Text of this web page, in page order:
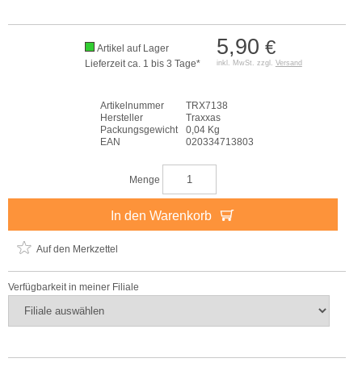
5,90 €
inkl. MwSt. zzgl. Versand
Artikel auf Lager
Lieferzeit ca. 1 bis 3 Tage*
Artikelnummer
TRX7138
Hersteller
Traxxas
Packungsgewicht
0,04 Kg
EAN
020334713803
Menge
In den Warenkorb
Auf den Merkzettel
Verfügbarkeit in meiner Filiale